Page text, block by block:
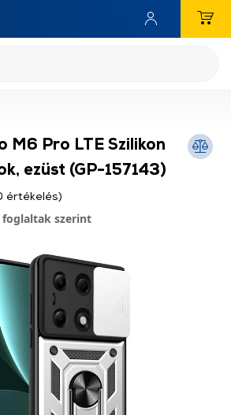
M6 Pro LTE Szilikon
ezüst (GP-157143)
értékelés)
foglaltak szerint